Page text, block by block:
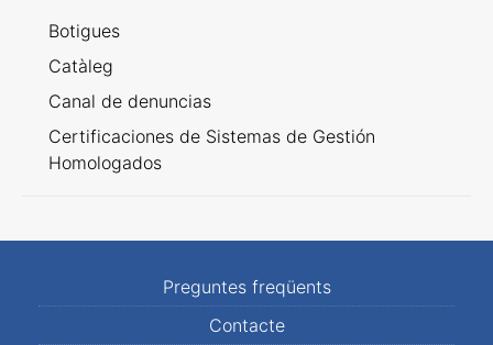
Botigues
Catàleg
Canal de denuncias
Certificaciones de Sistemas de Gestión
Homologados
Preguntes freqüents
Contacte